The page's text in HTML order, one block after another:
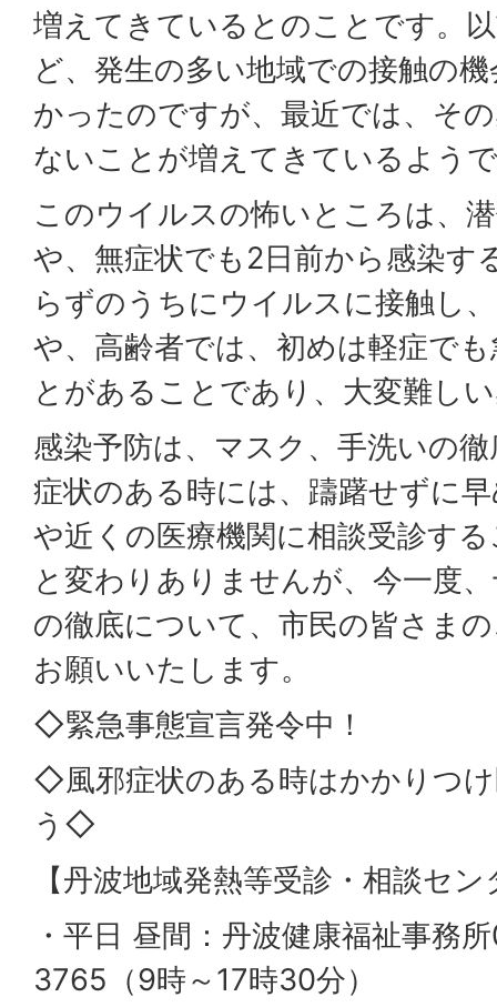
増えてきているとのことです。
ど、発生の多い地域での接触の
かったのですが、最近では、そ
ないことが増えてきているよう
このウイルスの怖いところは、
や、無症状でも2日前から感染す
らずのうちにウイルスに接触し
や、高齢者では、初めは軽症で
とがあることであり、大変難し
感染予防は、マスク、手洗いの
症状のある時には、躊躇せずに
や近くの医療機関に相談受診す
と変わりありませんが、今一度
の徹底について、市民の皆さま
お願いいたします。
◇緊急事態宣言発令中！
◇風邪症状のある時はかかりつ
う◇
【丹波地域発熱等受診・相談セン
・平日 昼間：丹波健康福祉事務
3765（9時～17時30分）